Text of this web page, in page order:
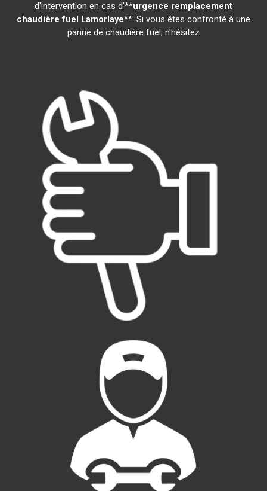
d'intervention en cas d'**urgence remplacement
chaudière fuel Lamorlaye**. Si vous êtes confronté à une
panne de chaudière fuel, n'hésitez